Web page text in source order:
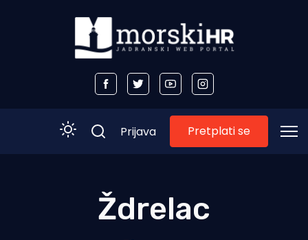
Prijava Pretplati se
Ždrelac